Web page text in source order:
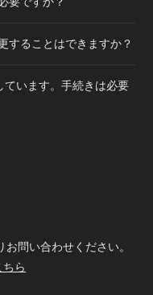
することはできますか？
います。手続きは必要
問い合わせください。
ら